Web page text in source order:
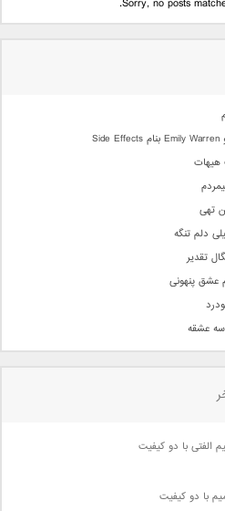
Sorry, no posts
هیهات
تهی
تقدیر
عشق پنهونی
عشقه
الفتی با دو کیفیت
با دو کیفیت